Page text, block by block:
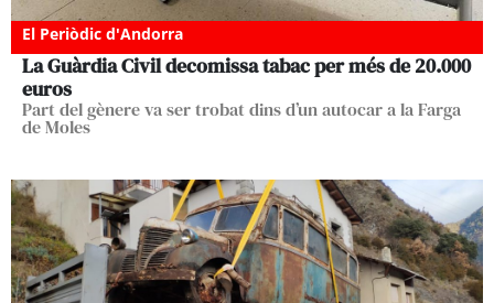
El Periòdic d'Andorra
La Guàrdia Civil decomissa tabac per més de 20.000
euros
Part del gènere va ser trobat dins d’un autocar a la Farga
de Moles